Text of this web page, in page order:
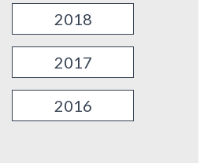
2018
2017
2016